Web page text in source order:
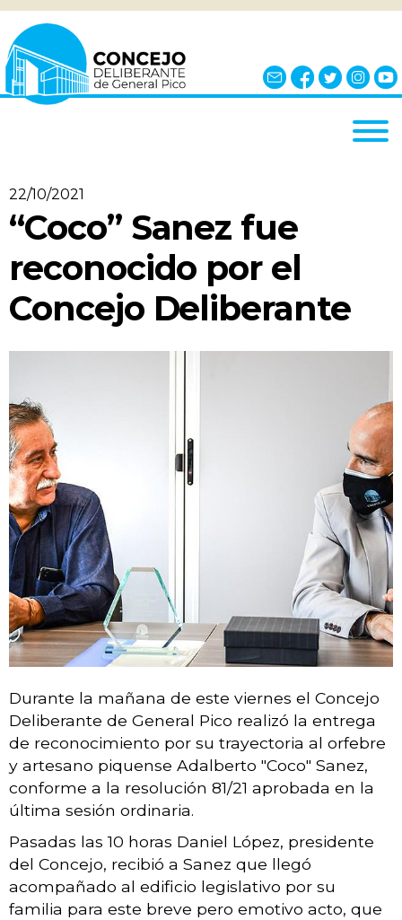
EL CONCEJO
¿QUÉ ES?
AUTORIDADES
BLOQUES
CONCEJO TRANSPARENTE
INFORMACIÓN DE SESIONES
¿EN QUÉ ESTAMOS TRABAJANDO?
SEGUIMIENTO DE TRÁMITES
BUSCADOR DE NORMATIVAS
22/10/2021
“Coco” Sanez fue
reconocido por el
Concejo Deliberante
Durante la mañana de este viernes el Concejo
Deliberante de General Pico realizó la entrega
de reconocimiento por su trayectoria al orfebre
y artesano piquense Adalberto "Coco" Sanez,
conforme a la resolución 81/21 aprobada en la
última sesión ordinaria.
Pasadas las 10 horas Daniel López, presidente
del Concejo, recibió a Sanez que llegó
acompañado al edificio legislativo por su
familia para este breve pero emotivo acto, que